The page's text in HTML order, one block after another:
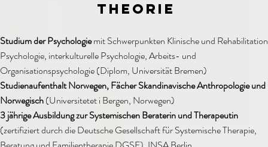
Theorie
Studium der Psychologiemit Schwerpunkten Klinische und
Psychologie, interkulturelle Psychologie, Arbeits- und
Organisationspsychologie (Diplom, Universität Bremen)
Studienaufenthalt Norwegen, Fächer Skandinavische Anthropologie und
Norwegisch(Universitetet i Bergen, Norwegen)
3 jährige Ausbildung zur Systemischen Beraterin und Therapeutin
(zertifiziert durch die Deutsche Gesellschaft für Systemische Therapie,